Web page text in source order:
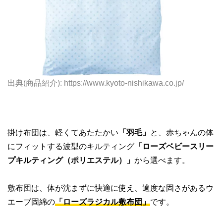
出典(商品紹介): https://www.kyoto-nishikawa.co.jp/
掛け布団は、軽くてあたたかい 「羽毛」 と、赤ちゃんの体
にフィットする波型のキルティング 「ローズベビースリー
プキルティング（ポリエステル）」 から選べます。
敷布団は、体が沈まずに快適に使え、適度な固さがあるウ
エーブ固綿の「ローズラジカル敷布団」です。